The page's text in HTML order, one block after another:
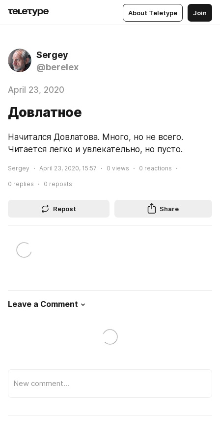
About Teletype Join
Sergey
@berelex
April 23, 2020
Довлатное
Начитался Довлатова. Много, но не всего.
Читается легко и увлекательно, но пусто.
Sergey April 23, 2020, 15:57 0 views 0 reactions
0 replies 0 reposts
Repost Share
Leave a Comment